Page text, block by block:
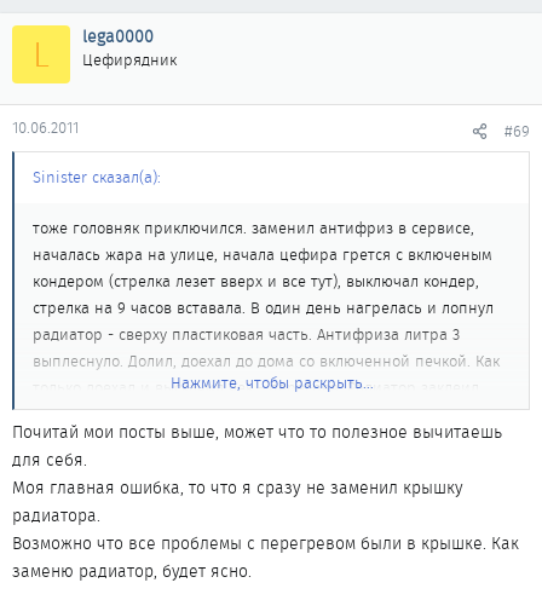
L lega0000
Цефирядник
10.06.2011 #69
Sinister сказал(а):
тоже головняк приключился. заменил антифриз в сервисе,
началась жара на улице, начала цефира грется с включеным
кондером (стрелка лезет вверх и все тут), выключал кондер,
стрелка на 9 часов вставала. В один день нагрелась и лопнул
радиатор - сверху пластиковая часть. Антифриза литра 3
выплеснуло. Долил, доехал до дома со включенной печкой. Как
только доехал и выскачил чек - перегрев. Радиатор заклеил,
почистил снаружи, долил антифриз как положено - результат -
греется даже без включеного кондера. Посоветовали заменить
термостат - типа его на половину заклинило, - заменил -
результата никакого. При нагреве (стрелка находится на
верхнем делении указывающем еще рабочую температуру, -
дальше перегрев), компьютер показывает мне 119 градусов.
Вентиляторы молотят, температура не падает. Радиатор и
Нажмите, чтобы раскрыть...
Почитай мои посты выше, может что то полезное вычитаешь
для себя.
Моя главная ошибка, то что я сразу не заменил крышку
радиатора.
Возможно что все проблемы с перегревом были в крышке. Как
заменю радиатор, будет ясно.